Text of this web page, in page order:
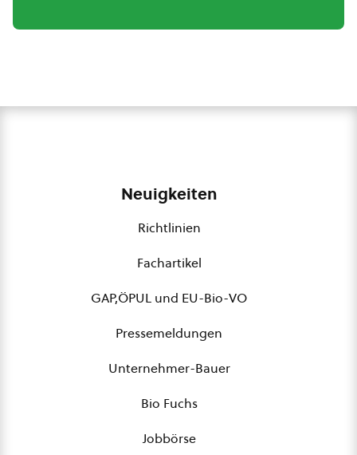
Neuigkeiten
Richtlinien
Fachartikel
GAP,ÖPUL und EU-Bio-VO
Pressemeldungen
Unternehmer-Bauer
Bio Fuchs
Jobbörse